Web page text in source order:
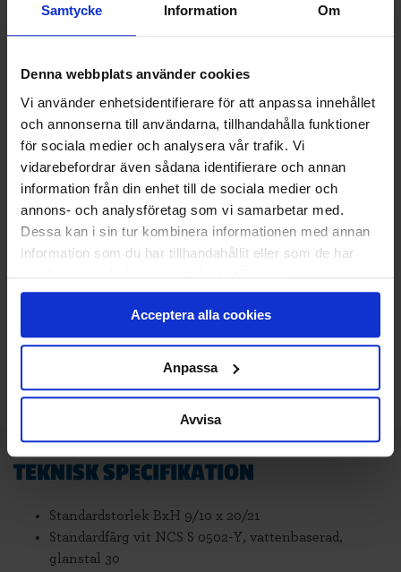
Samtycke Information Om
Denna webbplats använder cookies
Vi använder enhetsidentifierare för att anpassa innehållet
och annonserna till användarna, tillhandahålla funktioner
för sociala medier och analysera vår trafik. Vi
vidarebefordrar även sådana identifierare och annan
information från din enhet till de sociala medier och
annons- och analysföretag som vi samarbetar med.
Dessa kan i sin tur kombinera informationen med annan
information som du har tillhandahållit eller som de har
samlat in när du har använt deras tjänster.
Acceptera alla cookies
Anpassa
Avvisa
LÄGG TILL
STANDARDMONTAGE
Den gamla tar vi med och återvinner åt dig.
Klickahärför att se vad som ingår i ett
standardmontage.
Pris 22 038
Delbetala med Svea(
Lägg i varukorg
Beräknad leveranstid 6-8 veckor. Vid montering
TEKNISK SPECIFIKATION
Standardstorlek BxH 9/10 x 20/21
Standardfärg vit NCS S 0502-Y, vattenbaserad,
glanstal 30